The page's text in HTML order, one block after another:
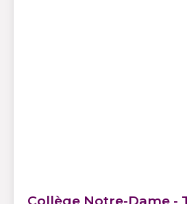
Collège Notre-Dame -